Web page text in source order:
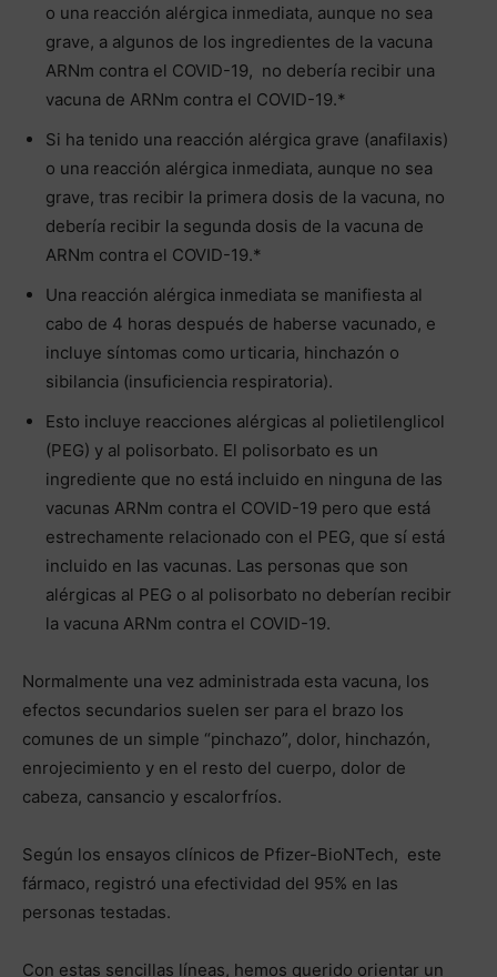
o una reacción alérgica inmediata, aunque no sea
grave, a algunos de los ingredientes de la vacuna
ARNm contra el COVID-19, no debería recibir una
vacuna de ARNm contra el COVID-19.*
Si ha tenido una reacción alérgica grave (anafilaxis)
o una reacción alérgica inmediata, aunque no sea
grave, tras recibir la primera dosis de la vacuna, no
debería recibir la segunda dosis de la vacuna de
ARNm contra el COVID-19.*
Una reacción alérgica inmediata se manifiesta al
cabo de 4 horas después de haberse vacunado, e
incluye síntomas como urticaria, hinchazón o
sibilancia (insuficiencia respiratoria).
Esto incluye reacciones alérgicas al polietilenglicol
(PEG) y al polisorbato. El polisorbato es un
ingrediente que no está incluido en ninguna de las
vacunas ARNm contra el COVID-19 pero que está
estrechamente relacionado con el PEG, que sí está
incluido en las vacunas. Las personas que son
alérgicas al PEG o al polisorbato no deberían recibir
la vacuna ARNm contra el COVID-19.
Normalmente una vez administrada esta vacuna, los
efectos secundarios suelen ser para el brazo los
comunes de un simple “pinchazo”, dolor, hinchazón,
enrojecimiento y en el resto del cuerpo, dolor de
cabeza, cansancio y escalorfríos.
Según los ensayos clínicos de Pfizer-BioNTech, este
fármaco, registró una efectividad del 95% en las
personas testadas.
Con estas sencillas líneas, hemos querido orientar un